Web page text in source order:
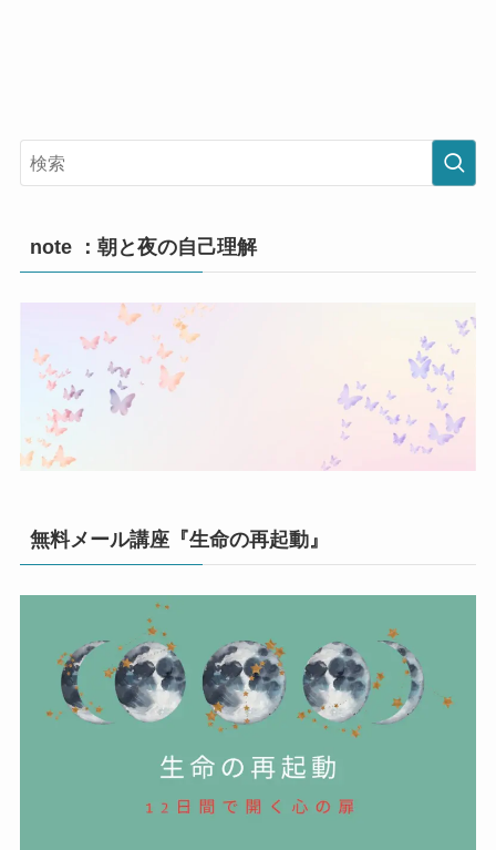
note ：朝と夜の自己理解
無料メール講座『生命の再起動』